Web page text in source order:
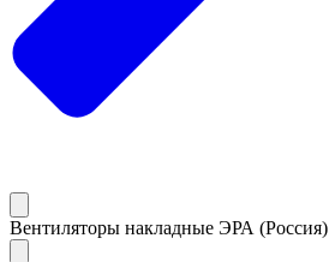
Вентиляторы накладные ЭРА (Россия)